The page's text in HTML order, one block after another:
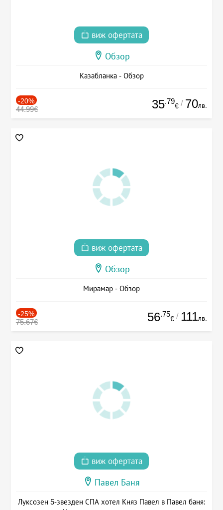
виж офертата
Обзор
Казабланка - Обзор
-20%
44.99€ 35.79
€ / 70лв.
виж офертата
Обзор
Мирамар - Обзор
-25%
75.67€ 56.75
€ / 111лв.
виж офертата
Павел Баня
Луксозен 5-звезден СПА хотел Княз Павел в Павел баня: